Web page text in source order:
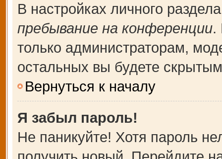
В настройках личного
пребывание на конференции.
только администраторам,
остальных вы будете
Вернуться к началу
Я забыл пароль!
Не паникуйте! Хотя пароль